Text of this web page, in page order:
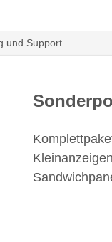
und Support
Kleinanzeigen